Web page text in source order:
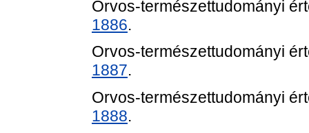
Orvos-természettudományi
1886.
Orvos-természettudományi
1887.
Orvos-természettudományi
1888.